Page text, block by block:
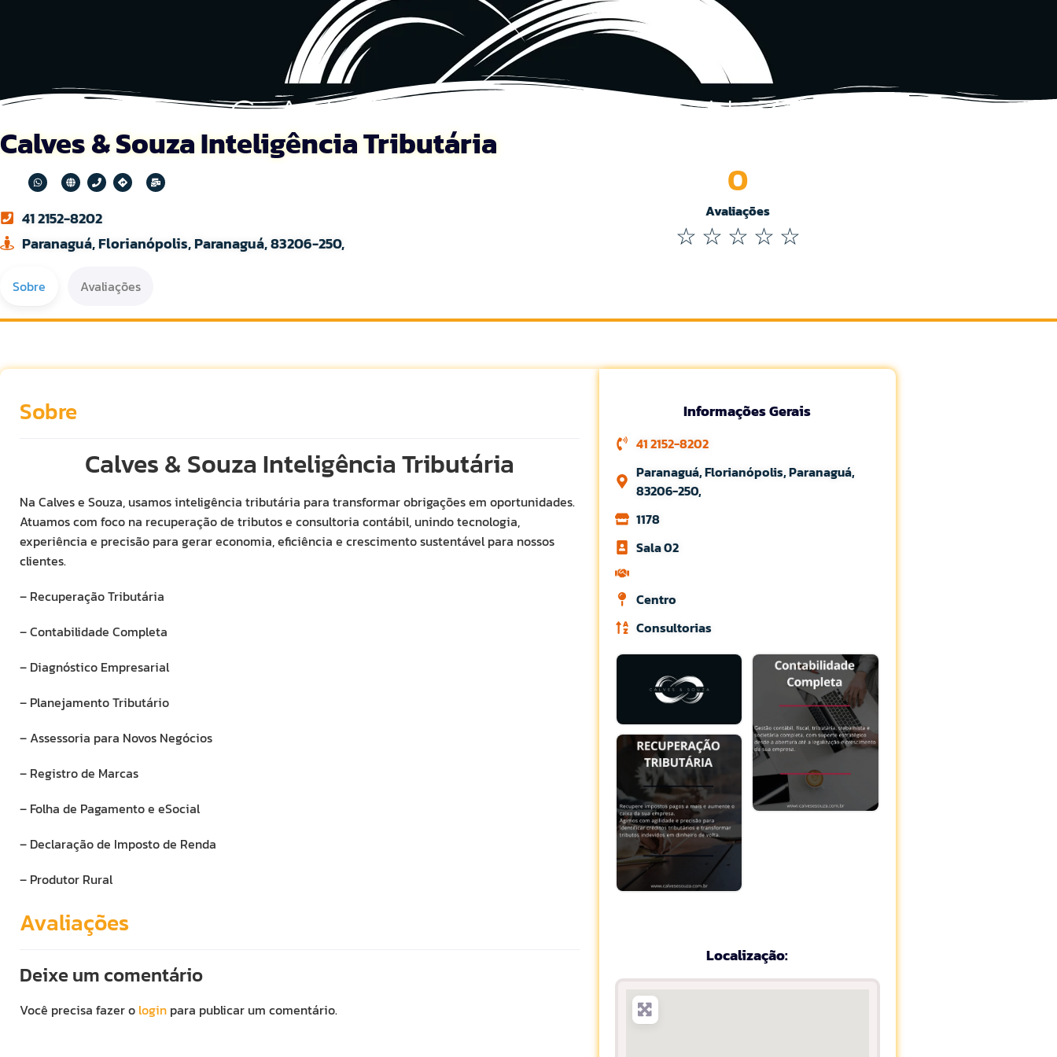
Calves & Souza Inteligência Tributária
41 2152-8202
Paranaguá, Florianópolis, Paranaguá, 83206-250,
Avaliações
0
☆ ☆ ☆ ☆ ☆
Sobre Avaliações
Sobre
Calves & Souza Inteligência Tributária
Na Calves e Souza, usamos inteligência tributária para transformar obrigações em oportunidades.
Atuamos com foco na recuperação de tributos e consultoria contábil, unindo tecnologia,
experiência e precisão para gerar economia, eficiência e crescimento sustentável para nossos
clientes.
– Recuperação Tributária
– Contabilidade Completa
– Diagnóstico Empresarial
– Planejamento Tributário
– Assessoria para Novos Negócios
– Registro de Marcas
– Folha de Pagamento e eSocial
– Declaração de Imposto de Renda
– Produtor Rural
Avaliações
Deixe um comentário
Você precisa fazer o login para publicar um comentário.
Informações Gerais
41 2152-8202
Paranaguá, Florianópolis, Paranaguá,
83206-250,
1178
Sala 02
Centro
Consultorias
Localização: